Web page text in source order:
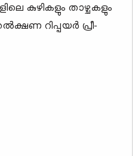
കുഴികളും താഴ്ചകളും
റിപ്പയർ പ്രീ-